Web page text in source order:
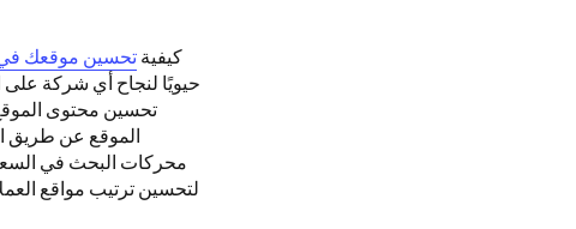
كيفيةتحسين موقعك
حيويًا لنجاح أي شركة
تحسين محتوى
الموقع عن طريق
محركات البحث في
لتحسين ترتيب مواقع